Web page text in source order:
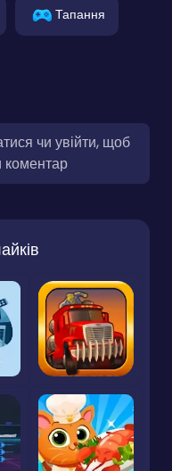
Тапання
чи увійти, щоб
коментар